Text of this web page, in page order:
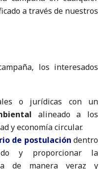
a través de nuestros
los interesados
o jurídicas con un
alineado a los
y economía circular.
de postulación dentro
y proporcionar la
de manera veraz y